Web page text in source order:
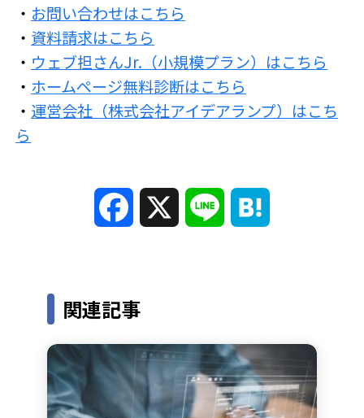
・ お問い合わせはこちら
・ 資料請求はこちら
・ ウェブ担さんJr.（小規模プラン）はこちら
・ ホームページ無料診断はこちら
・ 運営会社（株式会社アイデアランプ）はこち
ら
b
a
関連記事